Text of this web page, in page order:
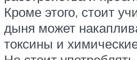
Кроме этого, стоит
дыня может
токсины и